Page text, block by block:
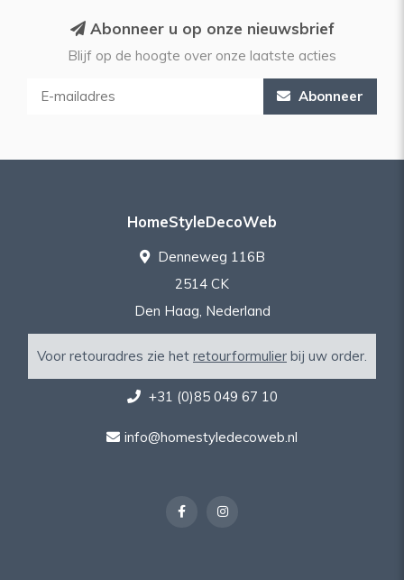
Abonneer u op onze nieuwsbrief
Blijf op de hoogte over onze laatste acties
Abonneer
HomeStyleDecoWeb
Denneweg 116B
2514 CK
Den Haag, Nederland
Voor retouradres zie het retourformulier bij uw order.
+31 (0)85 049 67 10
info@homestyledecoweb.nl